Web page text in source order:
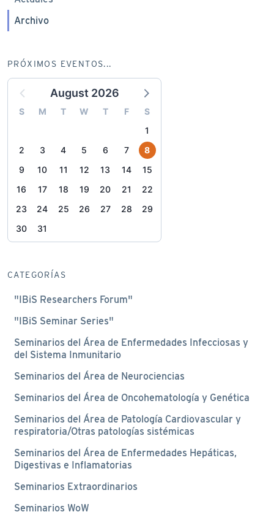
Archivo
PRÓXIMOS EVENTOS...
August 2026
S M T W T F
S
1
2
3 4 5 6 7
8
9
10 11 12 13 14
15
16
17 18 19 20 21
22
23
24 25 26 27 28
29
30
31
CATEGORÍAS
"IBiS Researchers Forum"
"IBiS Seminar Series"
Seminarios del Área de Enfermedades Infecciosas y
del Sistema Inmunitario
Seminarios del Área de Neurociencias
Seminarios del Área de Oncohematología y Genética
Seminarios del Área de Patología Cardiovascular y
respiratoria/Otras patologías sistémicas
Seminarios del Área de Enfermedades Hepáticas,
Digestivas e Inflamatorias
Seminarios Extraordinarios
Seminarios WoW